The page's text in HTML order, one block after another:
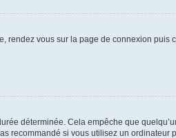
rendez vous sur la page de connexion puis
déterminée. Cela empêche que
recommandé si vous utilisez un ordinateur